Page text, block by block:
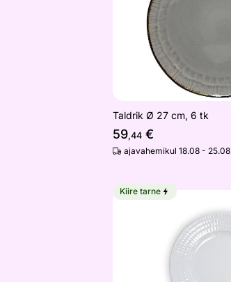
Taldrik Ø 27 cm, 6 tk
59,44 €
ajavahemikul 18.08 - 25.08
Kiire tarne